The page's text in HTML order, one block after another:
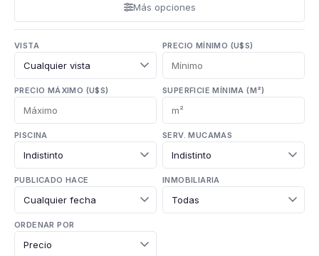
Más opciones
VISTA PRECIO MÍNIMO (U$S)
PRECIO MÁXIMO (U$S) SUPERFICIE MÍNIMA (M²)
PISCINA SERV. MUCAMAS
PUBLICADO HACE INMOBILIARIA
ORDENAR POR